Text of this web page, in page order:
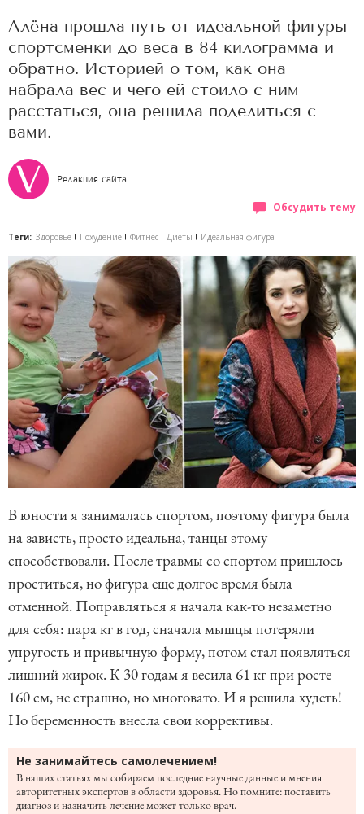
Алёна прошла путь от идеальной фигуры
спортсменки до веса в 84 килограмма и
обратно. Историей о том, как она
набрала вес и чего ей стоило с ним
расстаться, она решила поделиться с
вами.
Редакция сайта
Обсудить тему
Теги: Здоровье Похудение Фитнес Диеты Идеальная фигура
В юности я занималась спортом, поэтому фигура была
на зависть, просто идеальна, танцы этому
способствовали. После травмы со спортом пришлось
проститься, но фигура еще долгое время была
отменной. Поправляться я начала как-то незаметно
для себя: пара кг в год, сначала мышцы потеряли
упругость и привычную форму, потом стал появляться
лишний жирок. К 30 годам я весила 61 кг при росте
160 см, не страшно, но многовато. И я решила худеть!
Но беременность внесла свои коррективы.
Не занимайтесь самолечением!
В наших статьях мы собираем последние научные данные и мнения
авторитетных экспертов в области здоровья. Но помните: поставить
диагноз и назначить лечение может только врач.